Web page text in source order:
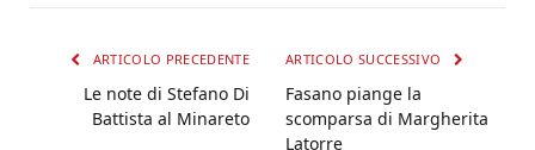
ARTICOLO PRECEDENTE
Le note di Stefano Di
Battista al Minareto
ARTICOLO SUCCESSIVO
Fasano piange la
scomparsa di Margherita
Latorre